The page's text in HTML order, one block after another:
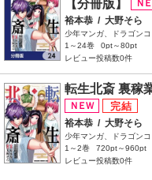
【分冊版】
裕本恭 / 大野そら
少年マンガ、ドラゴン
1～24巻
0pt～80pt
レビュー投稿数0件
転生北斎 裏稼
裕本恭 / 大野そら
少年マンガ、ドラゴン
1～2巻
720pt～960pt
レビュー投稿数0件